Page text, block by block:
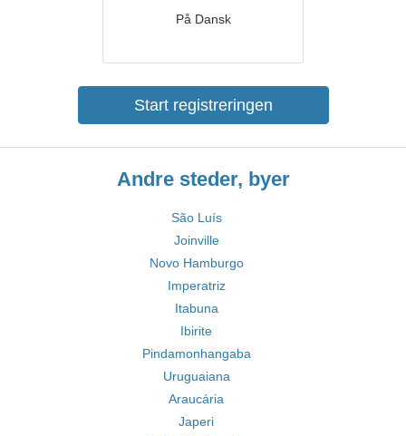
På Dansk
Start registreringen
Andre steder, byer
São Luís
Joinville
Novo Hamburgo
Imperatriz
Itabuna
Ibirite
Pindamonhangaba
Uruguaiana
Araucária
Japeri